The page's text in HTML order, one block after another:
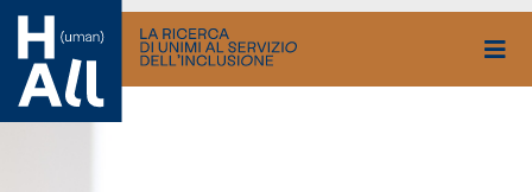
Vai
contenuto